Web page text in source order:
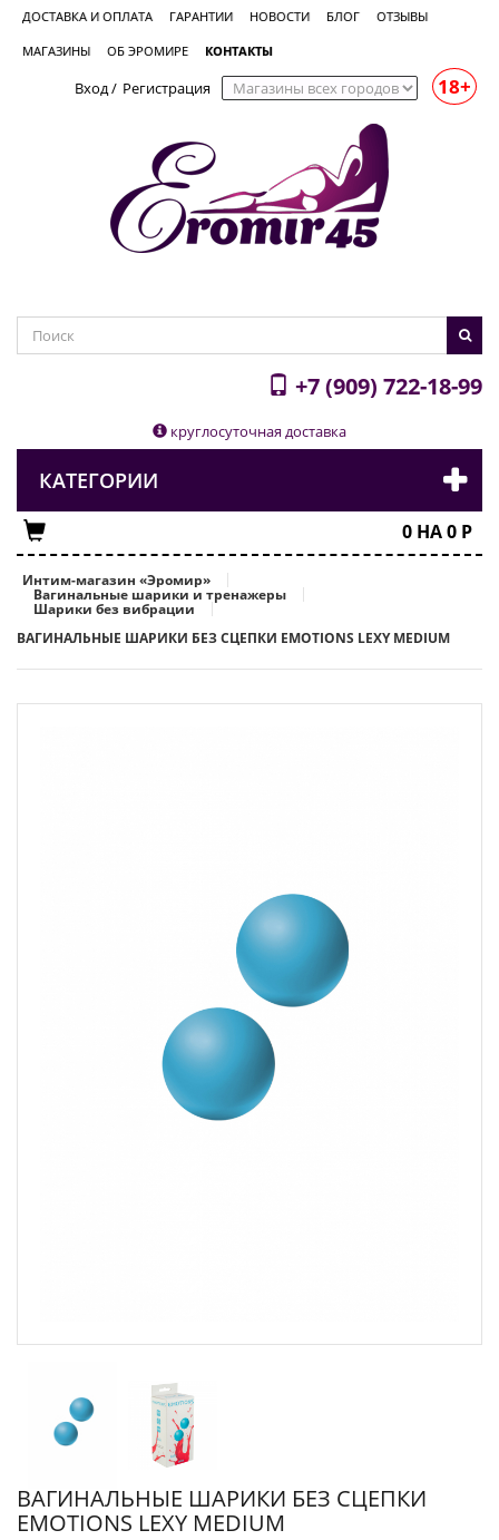
ДОСТАВКА И ОПЛАТА ГАРАНТИИ НОВОСТИ БЛОГ ОТЗЫВЫ
МАГАЗИНЫ ОБ ЭРОМИРЕ КОНТАКТЫ
Вход/ Регистрация 18+
+7 (909) 722-18-99
круглосуточная доставка
КАТЕГОРИИ
0 НА0 Р
Интим-магазин «Эромир»
Вагинальные шарики и тренажеры
Шарики без вибрации
ВАГИНАЛЬНЫЕ ШАРИКИ БЕЗ СЦЕПКИ EMOTIONS LEXY MEDIUM
ВАГИНАЛЬНЫЕ ШАРИКИ БЕЗ СЦЕПКИ
EMOTIONS LEXY MEDIUM